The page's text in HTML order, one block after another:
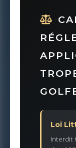
Loi
Interdit